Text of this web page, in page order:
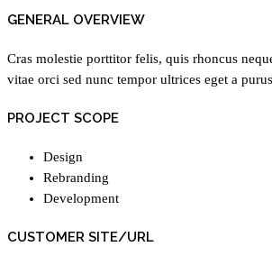
GENERAL OVERVIEW
Cras molestie porttitor felis, quis rhoncus
vitae orci sed nunc tempor ultrices eget a
PROJECT SCOPE
Design
Rebranding
Development
CUSTOMER SITE/URL